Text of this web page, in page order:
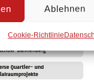
Ablehnen
Cookie-Richtlinie